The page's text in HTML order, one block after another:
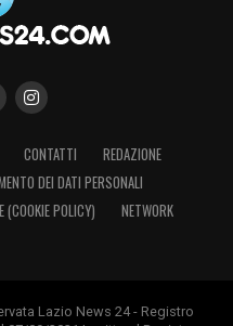
CONTATTI
REDAZIONE
DEI DATI PERSONALI
(COOKIE POLICY)
NETWORK
Lazio News 24 - Registro